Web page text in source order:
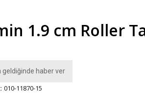
1.9 cm Roller
geldiğinde haber ver
010-11870-15